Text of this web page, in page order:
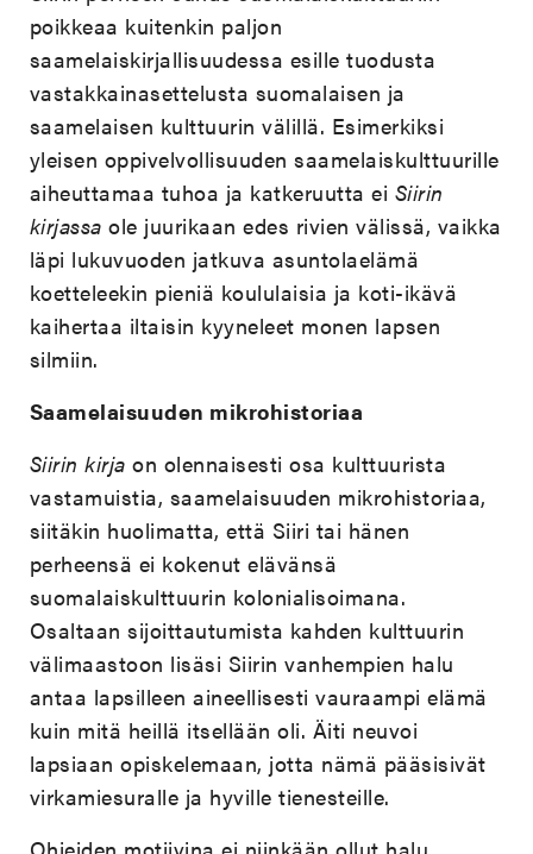
poikkeaa kuitenkin paljon
saamelaiskirjallisuudessa esille tuodusta
vastakkainasettelusta suomalaisen ja
saamelaisen kulttuurin välillä. Esimerkiksi
yleisen oppivelvollisuuden saamelaiskulttuurille
aiheuttamaa tuhoa ja katkeruutta ei Siirin
kirjassa ole juurikaan edes rivien välissä, vaikka
läpi lukuvuoden jatkuva asuntolaelämä
koetteleekin pieniä koululaisia ja koti-ikävä
kaihertaa iltaisin kyyneleet monen lapsen
silmiin.
Saamelaisuuden mikrohistoriaa
Siirin kirja on olennaisesti osa kulttuurista
vastamuistia, saamelaisuuden mikrohistoriaa,
siitäkin huolimatta, että Siiri tai hänen
perheensä ei kokenut elävänsä
suomalaiskulttuurin kolonialisoimana.
Osaltaan sijoittautumista kahden kulttuurin
välimaastoon lisäsi Siirin vanhempien halu
antaa lapsilleen aineellisesti vauraampi elämä
kuin mitä heillä itsellään oli. Äiti neuvoi
lapsiaan opiskelemaan, jotta nämä pääsisivät
virkamiesuralle ja hyville tienesteille.